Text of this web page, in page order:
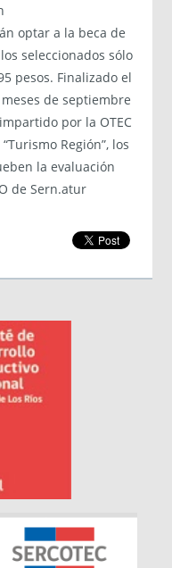
optar a la beca de
seleccionados sólo
pesos. Finalizado el
de septiembre
por la OTEC
Región”, los
la evaluación
de Sern.atur